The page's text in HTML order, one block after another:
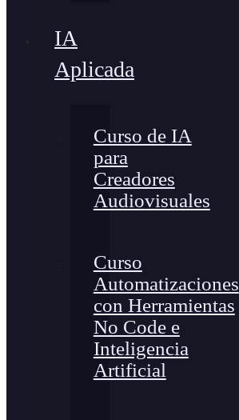
IA
Aplicada
Curso de IA
para
Creadores
Audiovisuales
Curso
Automatizaciones
con Herramientas
No Code e
Inteligencia
Artificial